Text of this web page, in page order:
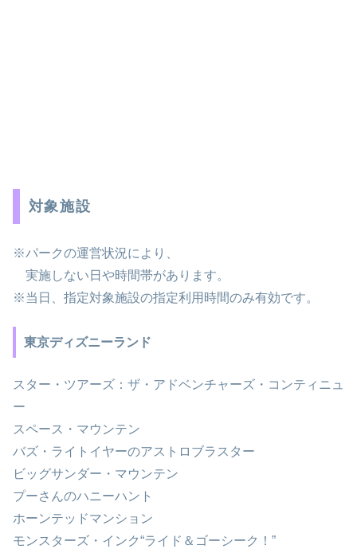
対象施設
※パークの運営状況により、
実施しない日や時間帯があります。
※当日、指定対象施設の指定利用時間のみ有効です。
東京ディズニーランド
スター・ツアーズ：ザ・アドベンチャーズ・コンティニュ
ー
スペース・マウンテン
バズ・ライトイヤーのアストロブラスター
ビッグサンダー・マウンテン
プーさんのハニーハント
ホーンテッドマンション
モンスターズ・インク“ライド＆ゴーシーク！”